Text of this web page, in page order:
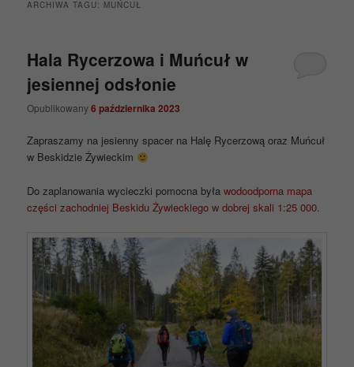
ARCHIWA TAGU: MUŃCUŁ
Hala Rycerzowa i Muńcuł w
jesiennej odsłonie
Opublikowany6 października 2023
Zapraszamy na jesienny spacer na Halę Rycerzową oraz Muńcuł
w Beskidzie Żywieckim
Do zaplanowania wycieczki pomocna byławodoodporna mapa
części zachodniej Beskidu Żywieckiego w dobrej skali 1:25 000.